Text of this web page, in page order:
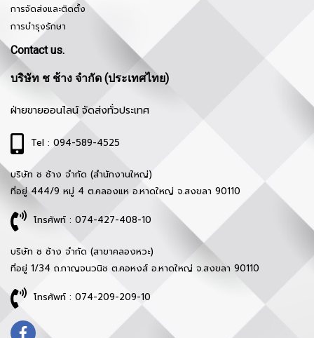
การจัดส่งและติดตั้ง
การบำรุงรักษา
Contact us.
บริษัท ช ช้าง จำกัด (ประเทศไทย)
ฝ่ายขายออนไลน์ จัดส่งทั่วประเทศ
Tel : 094-589-4525
บริษัท ช ช้าง จำกัด (สำนักงานใหญ่)
ที่อยู่ 444/9 หมู่ 4 ต.คลองแห อ.หาดใหญ่ จ.สงขลา 90110
โทรศัพท์ : 074-427-408-10
บริษัท ช ช้าง จำกัด (สาขาคลองหวะ)
ที่อยู่ 1/34 ถ.กาญจนวนิช ต.คอหงส์ อ.หาดใหญ่ จ.สงขลา 90110
โทรศัพท์ : 074-209-209-10